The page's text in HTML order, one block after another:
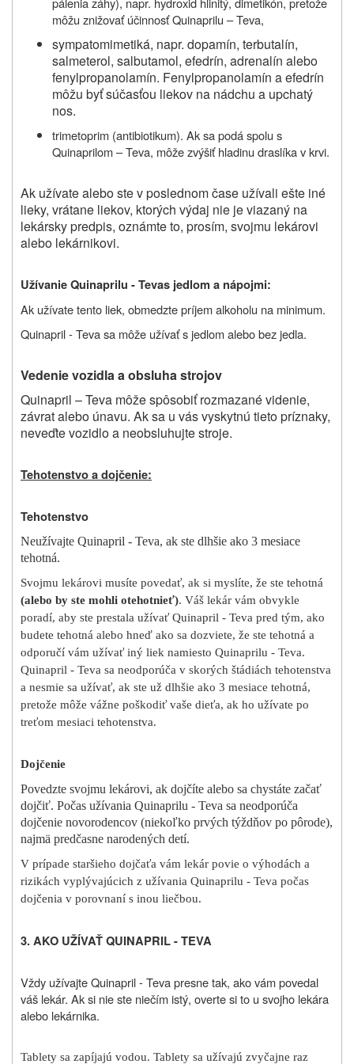
môžu znižovať účinnosť Quinaprilu – Teva,
sympatomimetiká, napr. dopamín, terbutalín,
salmeterol, salbutamol, efedrín, adrenalín alebo
fenylpropanolamín. Fenylpropanolamín a efedrín
môžu byť súčasťou liekov na nádchu a upchatý
nos.
trimetoprim (antibiotikum). Ak sa podá spolu s
Quinaprilom – Teva, môže zvýšiť hladinu draslíka v krvi.
Ak užívate alebo ste v poslednom čase užívali ešte iné
lieky, vrátane liekov, ktorých výdaj nie je viazaný na
lekársky predpis, oznámte to, prosím, svojmu lekárovi
alebo lekárnikovi.
UžívanieQuinaprilu - Tevas jedlom a nápojmi:
Ak užívate tento liek, obmedzte príjem alkoholu na minimum.
Quinapril - Teva sa môže užívať s jedlom alebo bez jedla.
Vedenie vozidla a obsluha strojov
Quinapril – Teva môže spôsobiť rozmazané videnie,
závrat alebo únavu. Ak sa u vás vyskytnú tieto príznaky,
neveďte vozidlo a neobsluhujte stroje.
Tehotenstvo a dojčenie:
Tehotenstvo
Neužívajte Quinapril - Teva, ak ste dlhšie ako 3 mesiace
tehotná.
Svojmu lekárovi musíte povedať, ak si myslíte, že ste tehotná
(alebo by ste mohli otehotnieť). Váš lekár vám obvykle
poradí, aby ste prestala užívať Quinapril - Teva pred tým, ako
budete tehotná alebo hneď ako sa dozviete, že ste tehotná a
odporučí vám užívať iný liek namiesto Quinaprilu - Teva.
Quinapril - Teva sa neodporúča v skorých štádiách tehotenstva
a nesmie sa užívať, ak ste už dlhšie ako 3 mesiace tehotná,
pretože môže vážne poškodiť vaše dieťa, ak ho užívate po
treťom mesiaci tehotenstva.
Dojčenie
Povedzte svojmu lekárovi, ak dojčíte alebo sa chystáte začať
dojčiť. Počas užívania Quinaprilu - Teva sa neodporúča
dojčenie novorodencov (niekoľko prvých týždňov po pôrode),
najmä predčasne narodených detí.
V prípade staršieho dojčaťa vám lekár povie o výhodách a
rizikách vyplývajúcich z užívania Quinaprilu - Teva počas
dojčenia v porovnaní s inou liečbou.
3. AKO UŽÍVAŤ QUINAPRIL - TEVA
Vždy užívajte Quinapril - Teva presne tak, ako vám povedal
váš lekár. Ak si nie ste niečím istý, overte si to u svojho lekára
alebo lekárnika.
Tablety sa zapíjajú vodou. Tablety sa užívajú zvyčajne raz